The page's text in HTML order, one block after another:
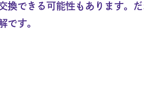
できる可能性もあります。
です。